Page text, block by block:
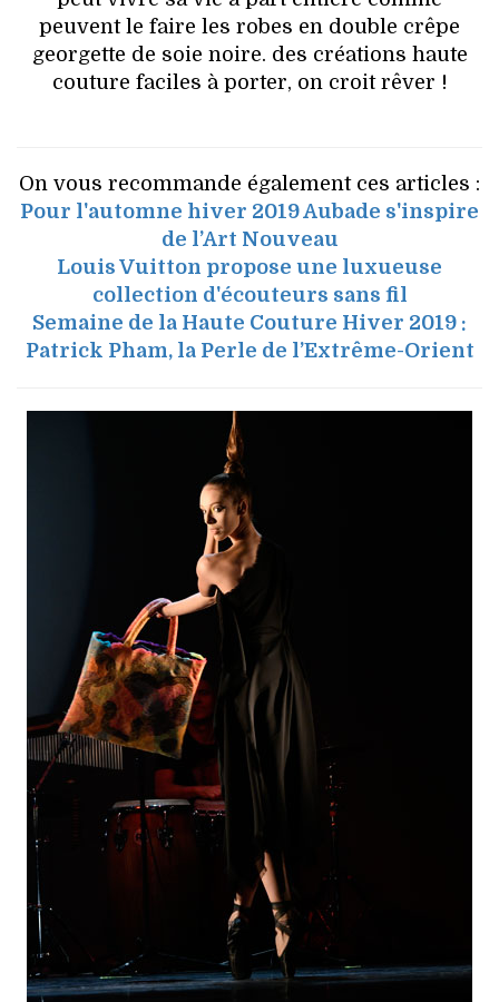
peuvent le faire les robes en double crêpe
georgette de soie noire. des créations haute
couture faciles à porter, on croit rêver !
On vous recommande également ces articles :
Pour l'automne hiver 2019 Aubade s'inspire
de l’Art Nouveau
Louis Vuitton propose une luxueuse
collection d'écouteurs sans fil
Semaine de la Haute Couture Hiver 2019 :
Patrick Pham, la Perle de l’Extrême-Orient